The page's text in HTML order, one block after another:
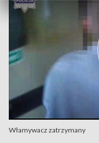
Włamywacz zatrzymany